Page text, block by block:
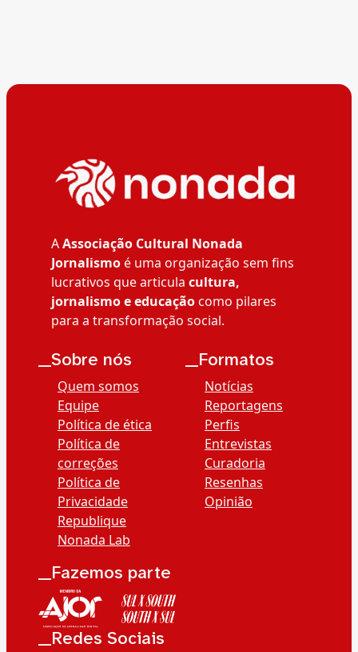
AAssociação Cultural Nonada
Jornalismoé uma organização sem fins
lucrativos que articula cultura,
jornalismo e educaçãocomo pilares
para a transformação social.
__Sobre nós
Quem somos
Equipe
Política de ética
Política de
correções
Política de
Privacidade
Republique
Nonada Lab
__Formatos
Notícias
Reportagens
Perfis
Entrevistas
Curadoria
Resenhas
Opinião
__Fazemos parte
__Redes Sociais